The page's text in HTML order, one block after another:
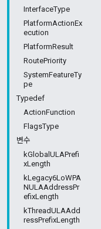
InterfaceType
PlatformActionEx
ecution
PlatformResult
RoutePriority
SystemFeatureTy
pe
Typedef
ActionFunction
FlagsType
변수
kGlobalULAPrefi
xLength
kLegacy6LoWPA
NULAAddressPr
efixLength
kThreadULAAdd
ressPrefixLength